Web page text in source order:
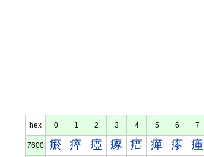
hex 0 1 2 3 4 5 6 7
7600 瘀 瘁 瘂 瘃 瘄 瘅 瘆 瘇